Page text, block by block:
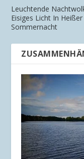
Leuchtende
Eisiges Licht In Heißer
Sommernacht